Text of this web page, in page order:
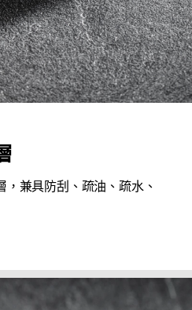
兼具防刮、疏油、疏水、